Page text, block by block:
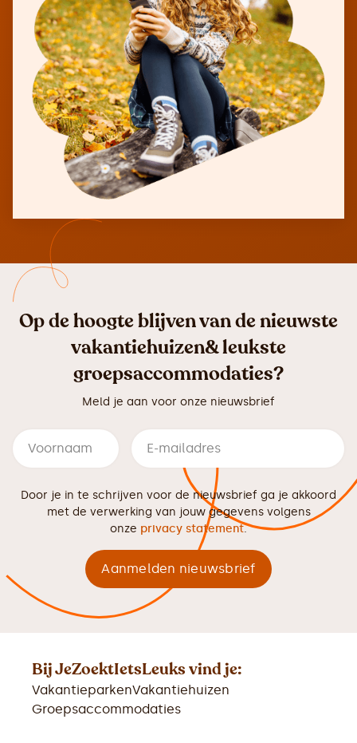
Op de hoogte blijven van de nieuwste
vakantiehuizen& leukste
groepsaccommodaties?
Meld je aan voor onze nieuwsbrief
Door je in te schrijven voor de nieuwsbrief ga je akkoord
met de verwerking van jouw gegevens volgens
onze privacy statement.
Bij JeZoektIetsLeuks vind je:
VakantieparkenVakantiehuizen
Groepsaccommodaties